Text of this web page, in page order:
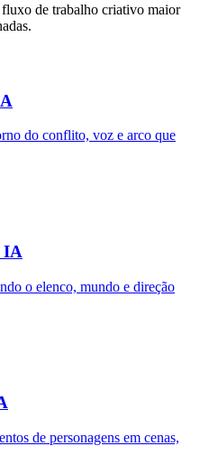
de trabalho criativo maior
do conflito, voz e arco que
IA
o elenco, mundo e direção
de personagens em cenas,